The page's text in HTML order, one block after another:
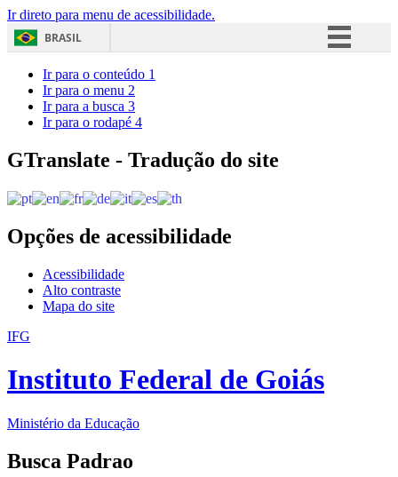
Ir direto para menu de acessibilidade.
BRASIL
Acesso à informação
Ir para o conteúdo 1
Ir para o menu 2
Ir para a busca 3
Ir para o rodapé 4
GTranslate - Tradução do site
Opções de acessibilidade
Acessibilidade
Alto contraste
Mapa do site
IFG
Instituto Federal de Goiás
Ministério da Educação
Busca Padrao